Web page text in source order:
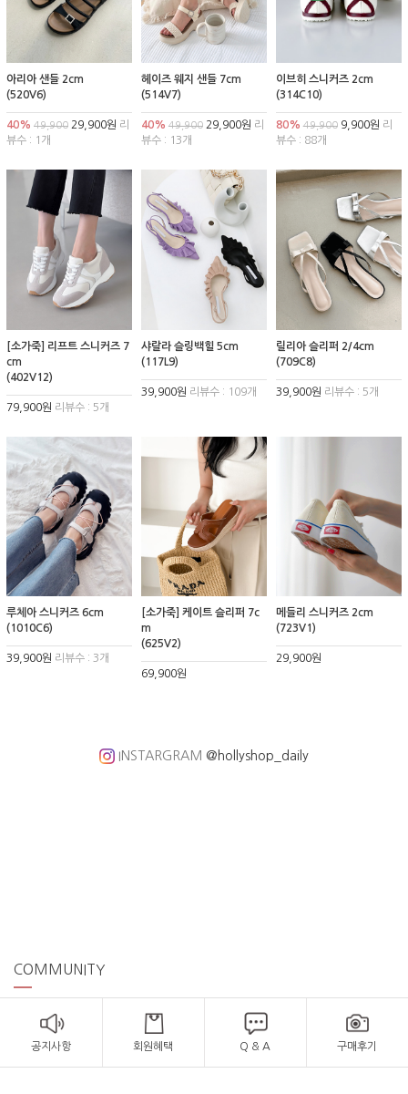
아리아 샌들 2cm
(520V6)
40% 49,900 29,900원 리
뷰수 : 1개
헤이즈 웨지 샌들 7cm
(514V7)
40% 49,90029,900원 리
뷰수 : 13개
이브히 스니커즈 2cm
(314C10)
80% 49,9009,900원 리
뷰수 : 88개
[소가죽] 리프트 스니커즈 7
cm
(402V12)
79,900원 리뷰수 : 5개
샤랄라 슬링백힐 5cm
(117L9)
39,900원 리뷰수 : 109개
릴리아 슬리퍼 2/4cm
(709C8)
39,900원 리뷰수 : 5개
루체아 스니커즈 6cm
(1010C6)
39,900원 리뷰수 : 3개
[소가죽] 케이트 슬리퍼 7c
m
(625V2)
69,900원
메들리 스니커즈 2cm
(723V1)
29,900원
INSTARGRAM @hollyshop_daily
COMMUNITY
공지사항 회원혜택 Q & A 구매후기